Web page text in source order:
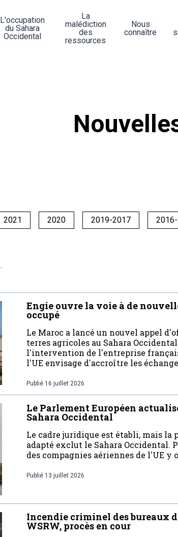
L'occupation
du Sahara
Occidental
La
malédiction
des
ressources
Nous
connaître
2021 2020 2019-2017
Engie ouvre la voie à de
occupé
Le Maroc a lancé un nouvel appel
terres agricoles au Sahara
l'intervention de l'entreprise
l'UE envisage d'accroître les
Publié 16 juillet 2026
Le Parlement Européen
Sahara Occidental
Le cadre juridique est établi, mais
adapté exclut le Sahara Occidental.
des compagnies aériennes de l'UE y
Publié 13 juillet 2026
Incendie criminel des bureaux
WSRW, procès en cour